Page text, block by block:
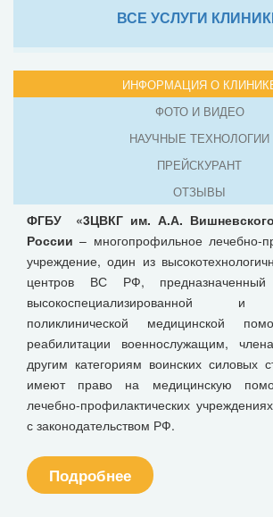
ВСЕ УСЛУГИ
ИНФОРМАЦИЯ О
ФОТО И ВИДЕО
НАУЧНЫЕ ТЕХНОЛОГИИ
ПРЕЙСКУРАНТ
ОТЗЫВЫ
ФГБУ «3ЦВКГ им. А.А.
России – многопрофильное лечебно-
учреждение, один из
центров ВС РФ,
высокоспециализированной и
поликлинической медицинской
реабилитации военнослужащим,
другим категориям воинских силовых
имеют право на медицинскую
лечебно-профилактических
с законодательством РФ.
Подробнее